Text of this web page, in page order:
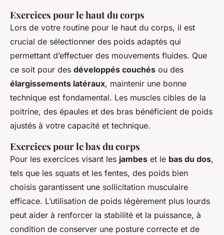
Exercices pour le haut du corps
Lors de votre routine pour le haut du corps, il est
crucial de sélectionner des poids adaptés qui
permettant d’effectuer des mouvements fluides. Que
ce soit pour des développés couchés ou des
élargissements latéraux, maintenir une bonne
technique est fondamental. Les muscles cibles de la
poitrine, des épaules et des bras bénéficient de poids
ajustés à votre capacité et technique.
Exercices pour le bas du corps
Pour les exercices visant les jambes et le bas du dos,
tels que les squats et les fentes, des poids bien
choisis garantissent une sollicitation musculaire
efficace. L’utilisation de poids légèrement plus lourds
peut aider à renforcer la stabilité et la puissance, à
condition de conserver une posture correcte et de